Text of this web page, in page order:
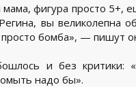
фигура просто 5+,
вы великолепна
бомба», — пишут
и без критики:
надо бы».